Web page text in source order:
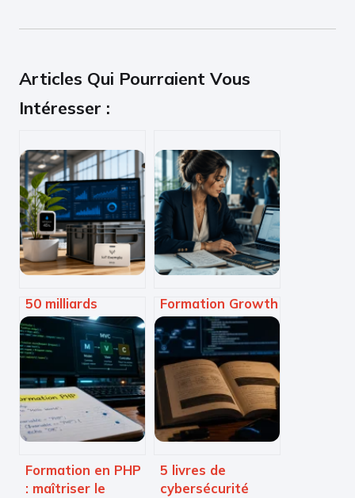
Articles Qui Pourraient Vous
Intéresser :
50 milliards
d’objets
connectés :
comment l’IoT
transforme
l’industrie, la
santé et la ville
Formation Growth
Hacking : 4 piliers
pour maîtriser
l’acquisition
rapide
Formation en PHP
: maîtriser le
5 livres de
cybersécurité